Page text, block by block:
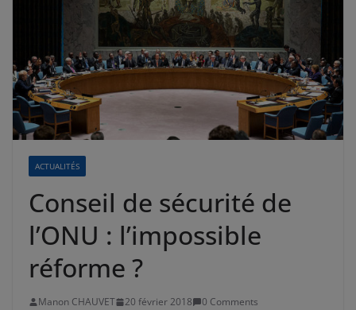
ACTUALITÉS
Conseil de sécurité de
l’ONU : l’impossible
réforme ?
Manon CHAUVET 20 février 2018 0 Comments